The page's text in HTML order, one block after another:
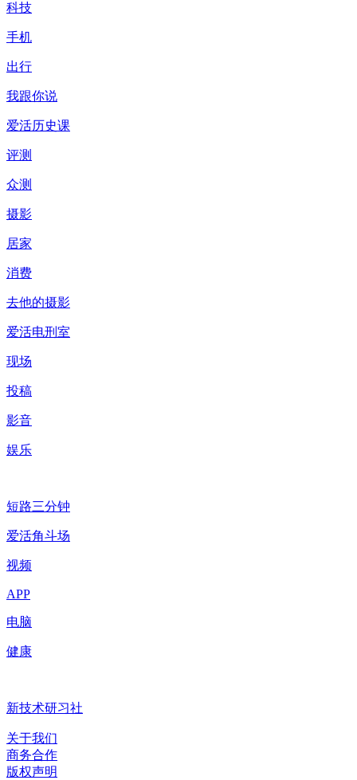
科技
手机
出行
我跟你说
爱活历史课
评测
众测
摄影
居家
消费
去他的摄影
爱活电刑室
现场
投稿
影音
娱乐
短路三分钟
爱活角斗场
视频
APP
电脑
健康
新技术研习社
关于我们
商务合作
版权声明